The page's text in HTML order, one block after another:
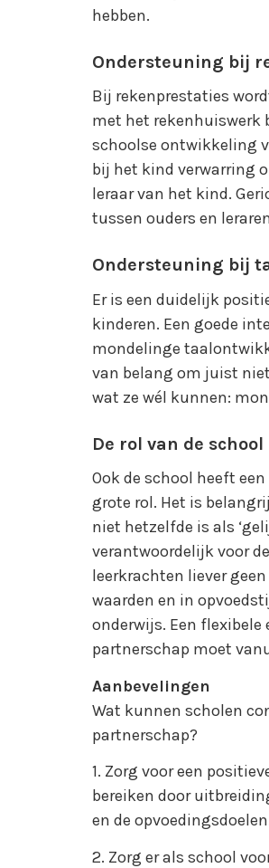
hebben.
Ondersteuning bij
Bij rekenprestaties
met het rekenhuiswerk
schoolse ontwikkeling
bij het kind verwarring
leraar van het kind.
tussen ouders en
Ondersteuning bij
Er is een duidelijk
kinderen. Een goede
mondelinge
van belang om juist
wat ze wél kunnen:
De rol van de
Ook de school heeft
grote rol. Het is
niet hetzelfde is als
verantwoordelijk voor
leerkrachten liever
waarden en in
onderwijs. Een
partnerschap moet
Aanbevelingen
Wat kunnen scholen
partnerschap?
1. Zorg voor een
bereiken door
en de
2. Zorg er als school